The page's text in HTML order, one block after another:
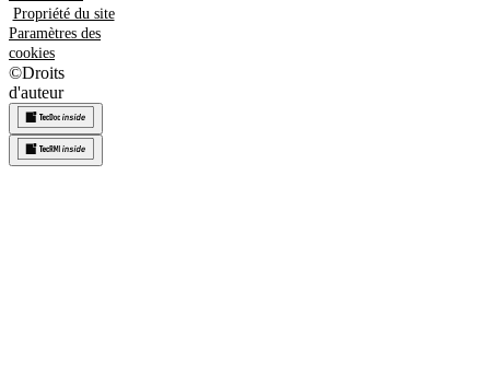
Propriété du site
Paramètres des
cookies
©Droits
d'auteur